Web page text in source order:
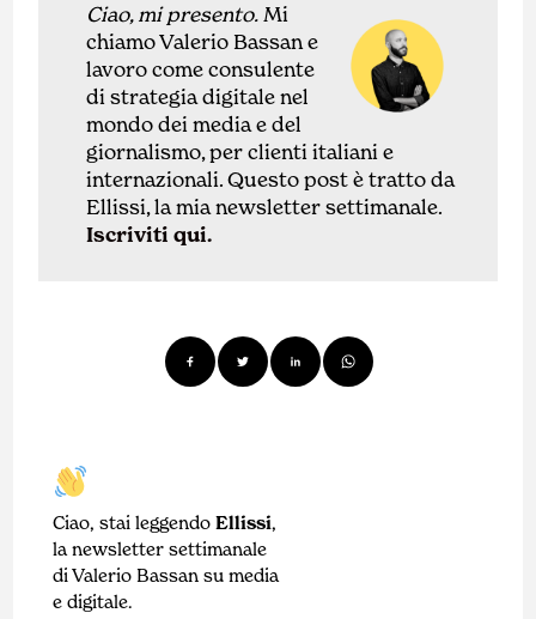
Ciao, stai leggendoEllissi,
la newsletter settimanale
di Valerio Bassan su media
e digitale.
Ciao, mi presento.Mi
chiamo Valerio Bassan e
lavoro comeconsulente
distrategia digitale nel
mondo dei media e del
giornalismo, per clienti italiani e
internazionali.Questo post è tratto da
Ellissi, la mia newsletter settimanale.
Iscriviti qui.